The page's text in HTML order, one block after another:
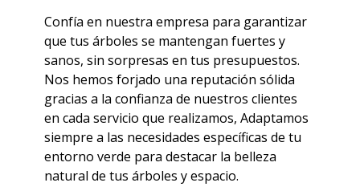
Confía en nuestra empresa para garantizar
que tus árboles se mantengan fuertes y
sanos, sin sorpresas en tus presupuestos.
Nos hemos forjado una reputación sólida
gracias a la confianza de nuestros clientes
en cada servicio que realizamos, Adaptamos
siempre a las necesidades específicas de tu
entorno verde para destacar la belleza
natural de tus árboles y espacio.